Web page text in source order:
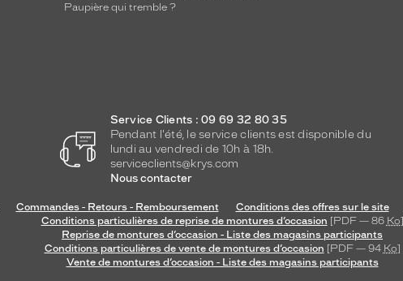
Paupière qui tremble ?
Service Clients : 09 69 32 80 35
Pendant l'été, le service clients est disponible du
lundi au vendredi de 10h à 18h.
serviceclients@krys.com
Nous contacter
Commandes - Retours - Remboursement Conditions des offres sur le site
Conditions particulières de reprise de montures d’occasion [PDF — 86 Ko]
Reprise de montures d’occasion - Liste des magasins participants
Conditions particulières de vente de montures d’occasion [PDF — 94 Ko]
Vente de montures d’occasion - Liste des magasins participants